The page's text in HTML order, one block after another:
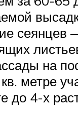
сеянцев
на
метре
до 4-х